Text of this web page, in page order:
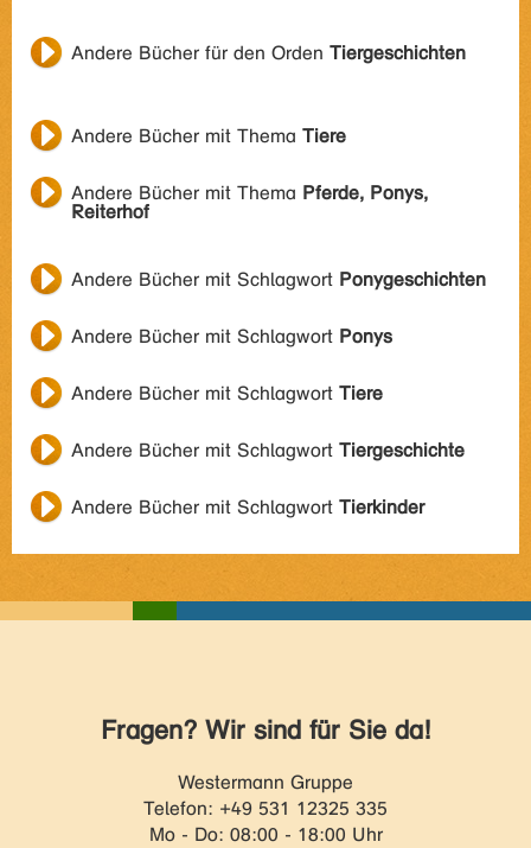
Andere Bücher für den Orden Tiergeschichten
Andere Bücher mit Thema Tiere
Andere Bücher mit Thema Pferde, Ponys,
Reiterhof
Andere Bücher mit Schlagwort Ponygeschichten
Andere Bücher mit Schlagwort Ponys
Andere Bücher mit Schlagwort Tiere
Andere Bücher mit Schlagwort Tiergeschichte
Andere Bücher mit Schlagwort Tierkinder